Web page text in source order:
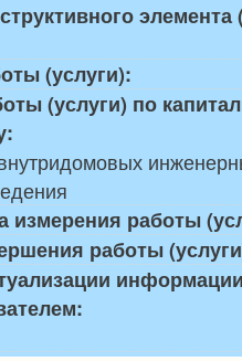
(услуги):
(услуги) по
измерения работы
работы